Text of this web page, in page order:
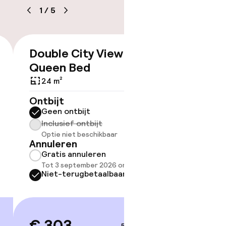
1 / 5
Double City View
Queen Bed
24 m²
Ontbijt
Geen ontbijt
Inclusief ontbijt
Optie niet beschikbaar
Annuleren
Gratis annuleren
Tot 3 september 2026 om 21:59
Niet-terugbetaalbaar